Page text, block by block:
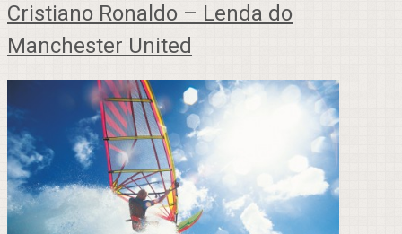
Cristiano Ronaldo – Lenda do
Manchester United